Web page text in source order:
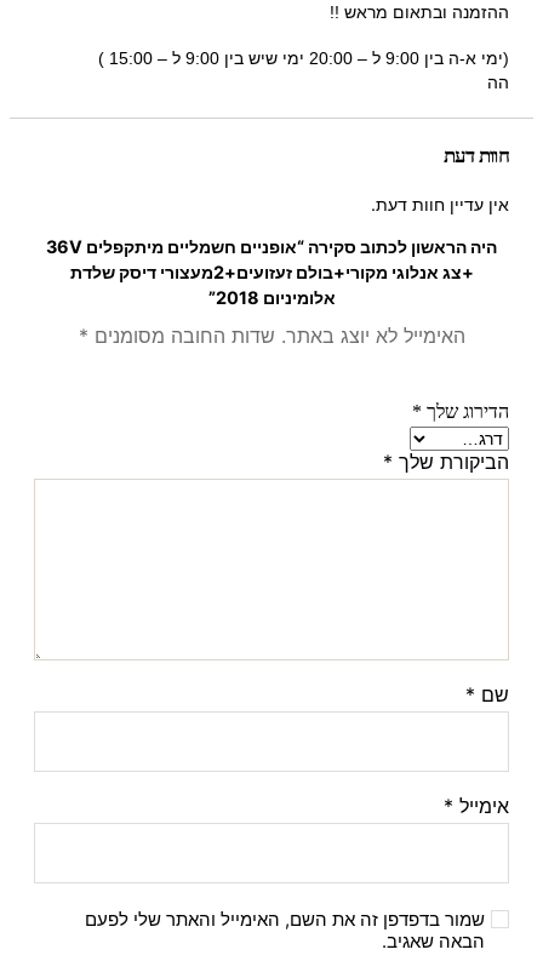
ההזמנה ובתאום מראש !!
(ימי א-ה בין 9:00 ל – 20:00 ימי שיש בין 9:00 ל – 15:00 )
הה
חוות דעת
אין עדיין חוות דעת.
היה הראשון לכתוב סקירה “אופניים חשמליים מיתקפלים 36V
+צג אנלוגי מקורי+בולם זעזועים+2מעצורי דיסק שלדת
אלומיניום 2018”
האימייל לא יוצג באתר. שדות החובה מסומנים *
הדירוג שלך *
הביקורת שלך *
שם *
אימייל *
שמור בדפדפן זה את השם, האימייל והאתר שלי לפעם
הבאה שאגיב.